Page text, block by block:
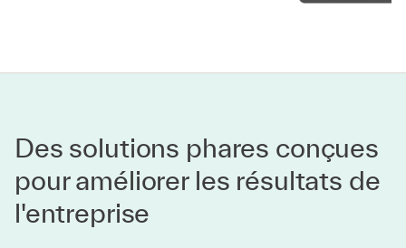
Des solutions phares conçues
pour améliorer les résultats de
l'entreprise